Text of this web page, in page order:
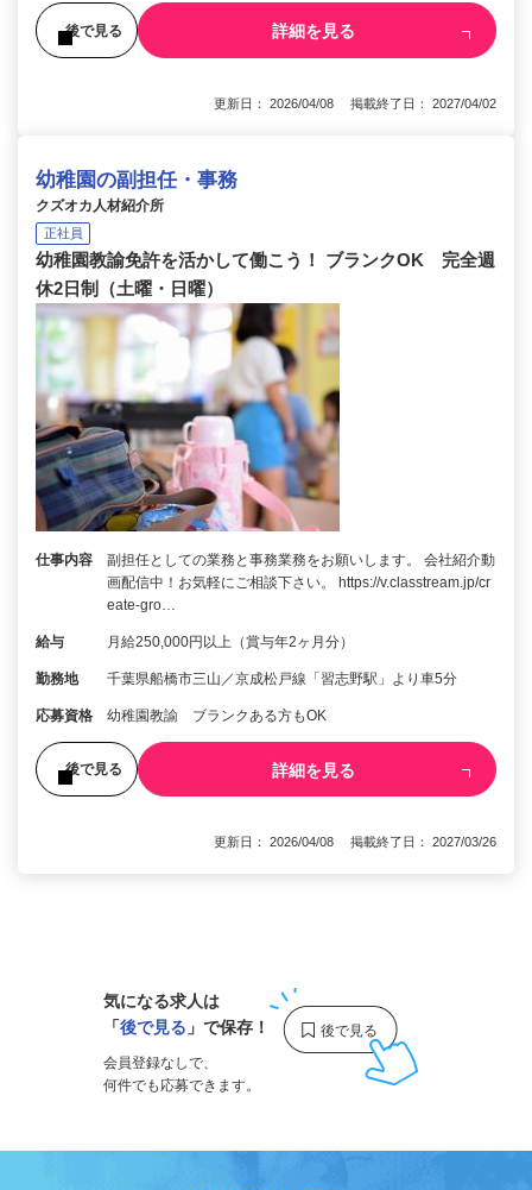
後で見る 詳細を見る
更新日： 2026/04/08 掲載終了日： 2027/04/02
幼稚園の副担任・事務
クズオカ人材紹介所
正社員
幼稚園教諭免許を活かして働こう！ ブランクOK 完全週
休2日制（土曜・日曜）
仕事内容
副担任としての業務と事務業務をお願いします。 会社紹介動
画配信中！お気軽にご相談下さい。 https://v.classtream.jp/cr
eate-gro…
給与 月給250,000円以上（賞与年2ヶ月分）
勤務地 千葉県船橋市三山／京成松戸線「習志野駅」より車5分
応募資格 幼稚園教諭 ブランクある方もOK
後で見る 詳細を見る
更新日： 2026/04/08 掲載終了日： 2027/03/26
気になる求人は
「後で見る 」で保存！
会員登録なしで、
何件でも応募できます。